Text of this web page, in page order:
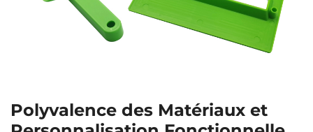
Polyvalence des Matériaux et